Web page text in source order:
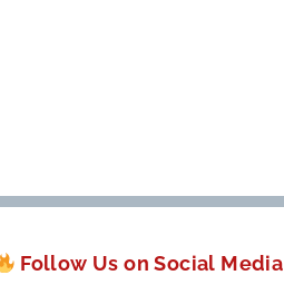
Follow Us on Social Media